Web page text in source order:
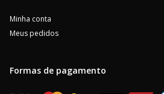
Minha conta
Meus pedidos
Formas de pagamento